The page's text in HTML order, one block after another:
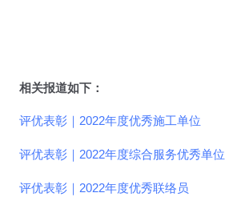
相关报道如下：
评优表彰｜2022年度优秀施工单位
评优表彰｜2022年度综合服务优秀单位
评优表彰｜2022年度优秀联络员